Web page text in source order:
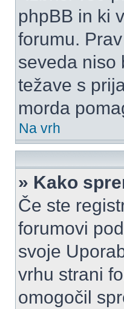
phpBB in ki
forumu.
seveda niso
težave s
morda
Na vrh
» Kako
Če ste
forumovi
svoje
vrhu strani
omogočil